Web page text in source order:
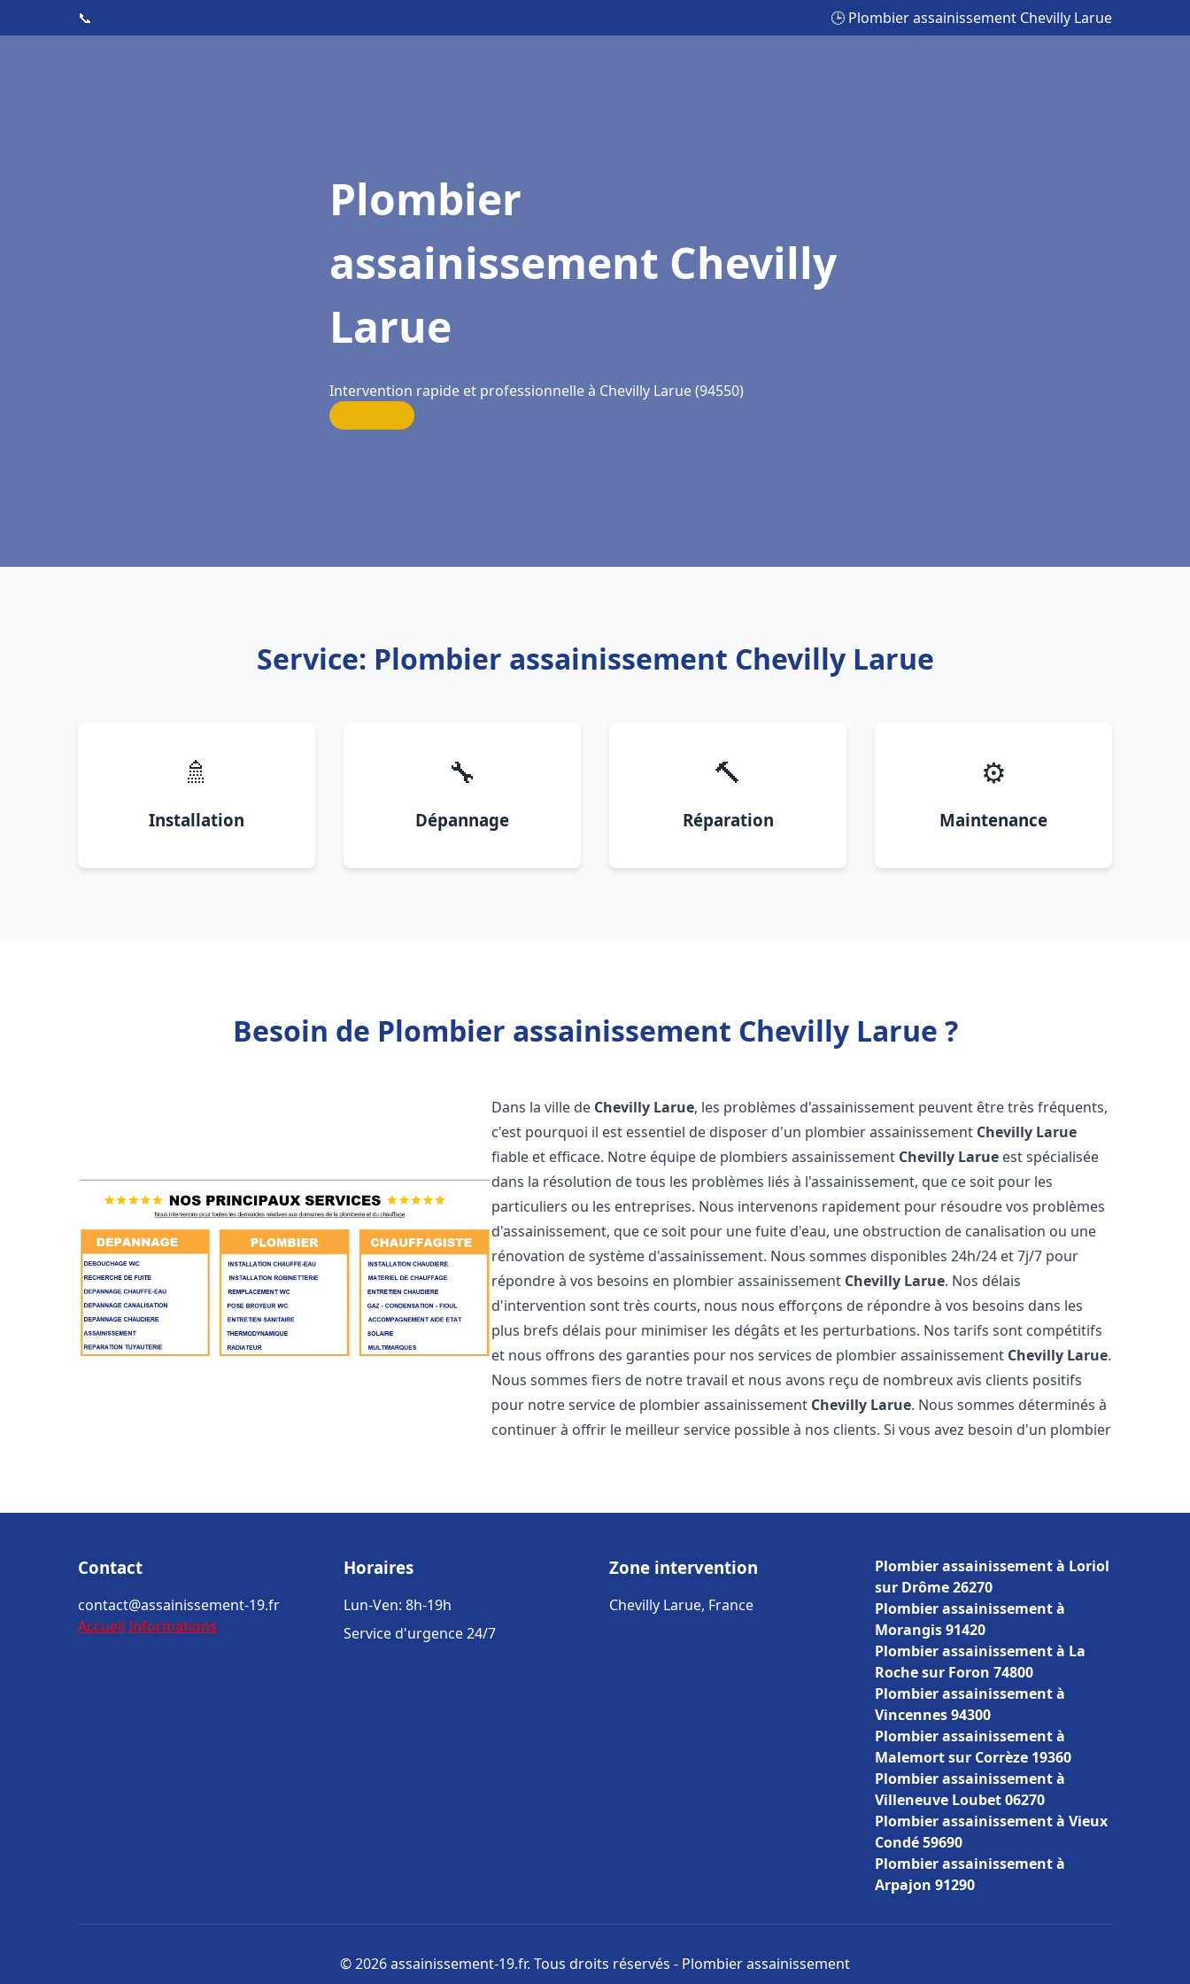
📞 🕒 Plombier assainissement Chevilly Larue
Plombier
assainissement Chevilly
Larue
Intervention rapide et professionnelle à Chevilly Larue (94550)
Service: Plombier assainissement Chevilly Larue
🚿
Installation
🔧
Dépannage
🔨
Réparation
⚙️
Maintenance
Besoin de Plombier assainissement Chevilly Larue ?
Dans la ville de Chevilly Larue, les problèmes d'assainissement peuvent être très fréquents,
c'est pourquoi il est essentiel de disposer d'un plombier assainissement Chevilly Larue
fiable et efficace. Notre équipe de plombiers assainissement Chevilly Larue est spécialisée
dans la résolution de tous les problèmes liés à l'assainissement, que ce soit pour les
particuliers ou les entreprises. Nous intervenons rapidement pour résoudre vos problèmes
d'assainissement, que ce soit pour une fuite d'eau, une obstruction de canalisation ou une
rénovation de système d'assainissement. Nous sommes disponibles 24h/24 et 7j/7 pour
répondre à vos besoins en plombier assainissement Chevilly Larue. Nos délais
d'intervention sont très courts, nous nous efforçons de répondre à vos besoins dans les
plus brefs délais pour minimiser les dégâts et les perturbations. Nos tarifs sont compétitifs
et nous offrons des garanties pour nos services de plombier assainissement Chevilly Larue.
Nous sommes fiers de notre travail et nous avons reçu de nombreux avis clients positifs
pour notre service de plombier assainissement Chevilly Larue. Nous sommes déterminés à
continuer à offrir le meilleur service possible à nos clients. Si vous avez besoin d'un plombier
Contact
contact@assainissement-19.fr
Accueil Informations
Horaires
Lun-Ven: 8h-19h
Service d'urgence 24/7
Zone intervention
Chevilly Larue, France
Plombier assainissement à Loriol
sur Drôme 26270
Plombier assainissement à
Morangis 91420
Plombier assainissement à La
Roche sur Foron 74800
Plombier assainissement à
Vincennes 94300
Plombier assainissement à
Malemort sur Corrèze 19360
Plombier assainissement à
Villeneuve Loubet 06270
Plombier assainissement à Vieux
Condé 59690
Plombier assainissement à
Arpajon 91290
© 2026 assainissement-19.fr. Tous droits réservés - Plombier assainissement